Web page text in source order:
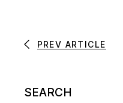
PREV ARTICLE